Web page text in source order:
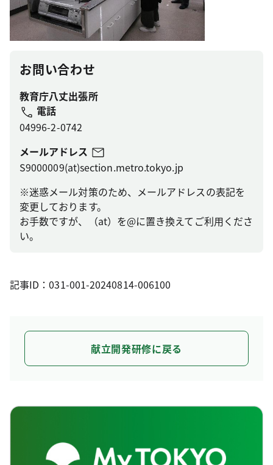
お問い合わせ
教育庁八丈出張所
電話
04996-2-0742
メールアドレス
S9000009(at)section.metro.tokyo.jp
※迷惑メール対策のため、メールアドレスの表記を
変更しております。
お手数ですが、（at）を@に置き換えてご利用くださ
い。
記事ID：031-001-20240814-006100
献立開発研修に戻る